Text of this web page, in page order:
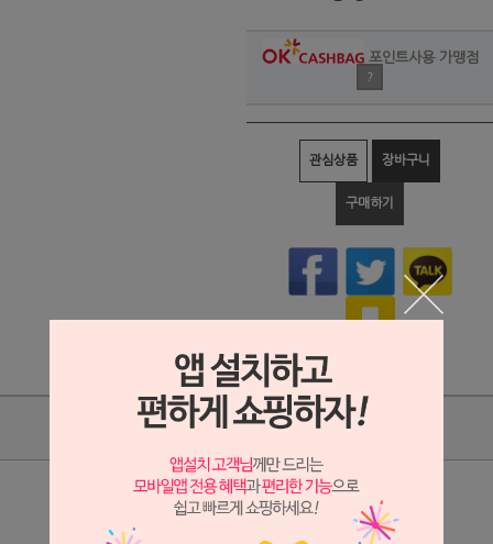
포인트사용 가맹점
?
관심상품 장바구니
구매하기
상품리뷰(1)
상세정보 새창 열기